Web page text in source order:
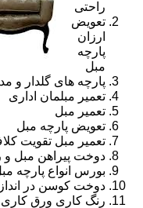
راحتی
تعویض
ارزان
پارچه
مبل
پارچه های گلدار و
تعمیر مبلمان اداری
تعمیر مبل
تعویض پارچه مبل
تعمیر مبل تقویت
دوخت پیراهن مبل و
بورس انواع پارچه
دوخت کوسن در
رنگ کاری ورق کاری